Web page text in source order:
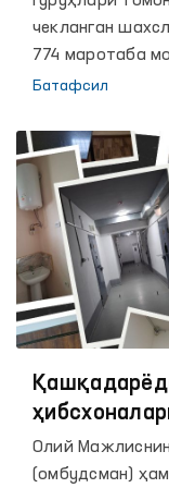
йилнинг ўн
ишлар
чекланган
774 маротаба
оширилди. 2023
Батафсил
Омбудсман
Олий
(омбудсман)